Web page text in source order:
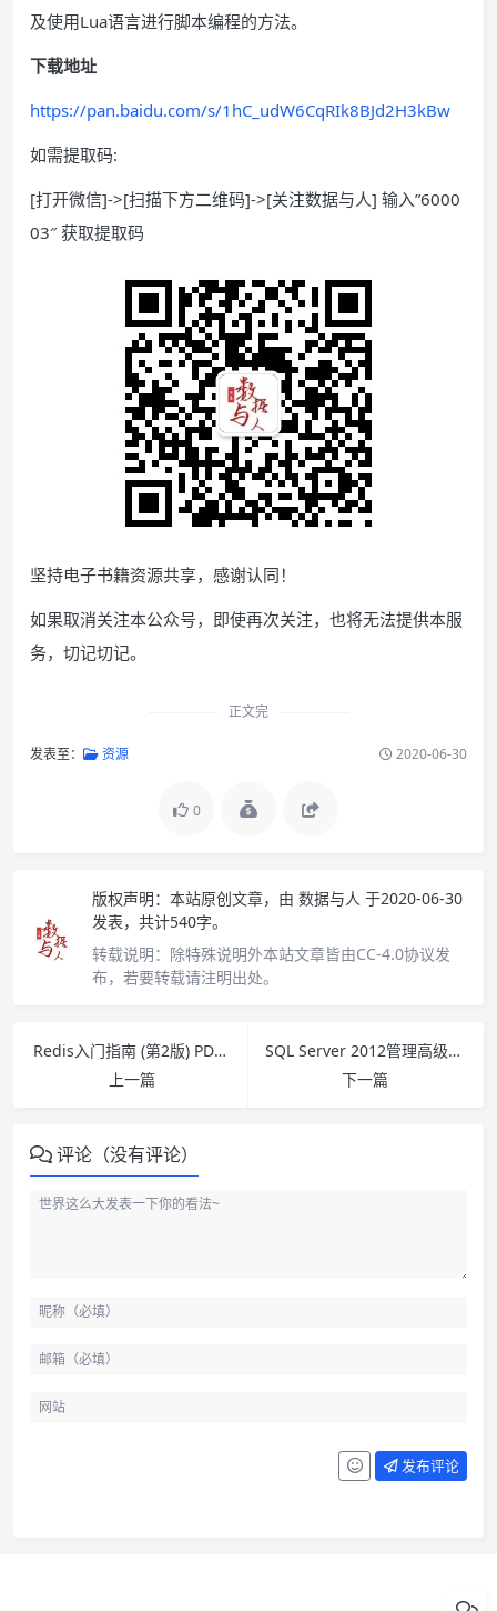
及使用Lua语言进行脚本编程的方法。
下载地址
https://pan.baidu.com/s/1hC_udW6CqRIk8BJd2H3kBw
如需提取码:
[打开微信]->[扫描下方二维码]->[关注数据与人] 输入”6000
03″ 获取提取码
坚持电子书籍资源共享，感谢认同！
如果取消关注本公众号，即使再次关注，也将无法提供本服
务，切记切记。
正文完
发表至： 资源 2020-06-30
0
版权声明： 本站原创文章，由 数据与人 于2020-06-30
发表，共计540字。
转载说明： 除特殊说明外本站文章皆由CC-4.0协议发
布，若要转载请注明出处。
Redis入门指南 (第2版) PDF下载
上一篇
SQL Server 2012管理高级教程(第2版) PDF下载
下一篇
评论（没有评论）
发布评论